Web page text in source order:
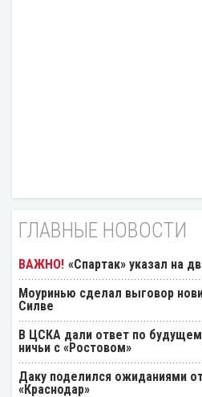
ГЛАВНЫЕ НОВОСТИ
«Спартак» указал на
Моуринью сделал выговор
Силве
В ЦСКА дали ответ по
ничьи с «Ростовом»
Даку поделился ожиданиями
«Краснодар»